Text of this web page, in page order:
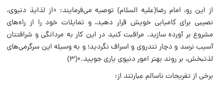
از این رو، امام رضا(علیه السلام) توصیه مى‌فرمایند: «از لذایذ دنیوى،
نصیبى براى کامیابى خویش قرار دهید، و تمایلات خود را از راه‌هاى
مشروع بر آورده سازید. مراقبت کنید در این کار به مردانگى و شرافتتان
آسیب نرسد و دچار تندروى و اسراف نگردید؛ و به وسیله این سرگرمى‌هاى
لذتبخش، بر روند بهتر امور دنیوى یارى جویید.»(۳)
برخى از تفریحات ناسالم عبارتند از: